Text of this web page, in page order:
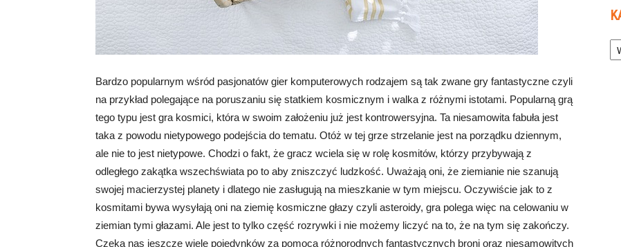
Bardzo popularnym wśród pasjonatów gier komputerowych rodzajem są tak zwane gry fantastyczne czyli
na przykład polegające na poruszaniu się statkiem kosmicznym i walka z różnymi istotami. Popularną grą
tego typu jest gra kosmici, która w swoim założeniu już jest kontrowersyjna. Ta niesamowita fabuła jest
taka z powodu nietypowego podejścia do tematu. Otóż w tej grze strzelanie jest na porządku dziennym,
ale nie to jest nietypowe. Chodzi o fakt, że gracz wciela się w rolę kosmitów, którzy przybywają z
odległego zakątka wszechświata po to aby zniszczyć ludzkość. Uważają oni, że ziemianie nie szanują
swojej macierzystej planety i dlatego nie zasługują na mieszkanie w tym miejscu. Oczywiście jak to z
kosmitami bywa wysyłają oni na ziemię kosmiczne głazy czyli asteroidy, gra polega więc na celowaniu w
ziemian tymi głazami. Ale jest to tylko część rozrywki i nie możemy liczyć na to, że na tym się zakończy.
Czeka nas jeszcze wiele pojedynków za pomocą różnorodnych fantastycznych broni oraz niesamowitych